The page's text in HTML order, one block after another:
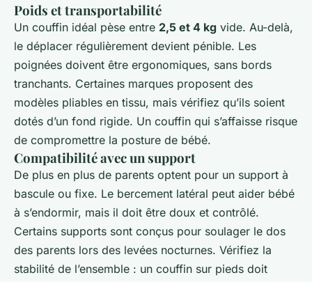
Poids et transportabilité
Un couffin idéal pèse entre 2,5 et 4 kg vide. Au-delà,
le déplacer régulièrement devient pénible. Les
poignées doivent être ergonomiques, sans bords
tranchants. Certaines marques proposent des
modèles pliables en tissu, mais vérifiez qu’ils soient
dotés d’un fond rigide. Un couffin qui s’affaisse risque
de compromettre la posture de bébé.
Compatibilité avec un support
De plus en plus de parents optent pour un support à
bascule ou fixe. Le bercement latéral peut aider bébé
à s’endormir, mais il doit être doux et contrôlé.
Certains supports sont conçus pour soulager le dos
des parents lors des levées nocturnes. Vérifiez la
stabilité de l’ensemble : un couffin sur pieds doit